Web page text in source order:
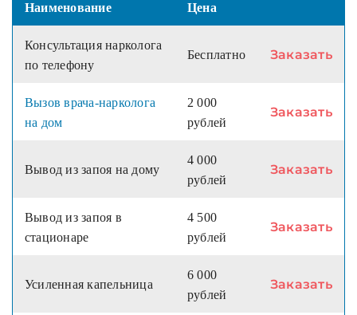
Наименование Цена
Консультация нарколога
по телефону
Бесплатно Заказать
Вызов врача-нарколога
на дом
2 000
рублей
Заказать
Вывод из запоя на дому
4 000
рублей
Заказать
Вывод из запоя в
стационаре
4 500
рублей
Заказать
Усиленная капельница
6 000
рублей
Заказать